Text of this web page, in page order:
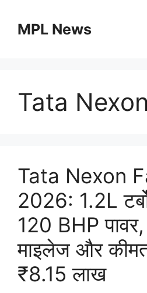
contentMPL News
Tata
Tata Nexon
2026: 1.2L
120 BHP
माइलेज और
₹8.15 लाख